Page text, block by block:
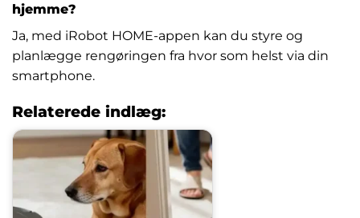
hjemme?
Ja, med iRobot HOME-appen kan du styre og
planlægge rengøringen fra hvor som helst via din
smartphone.
Relaterede indlæg: